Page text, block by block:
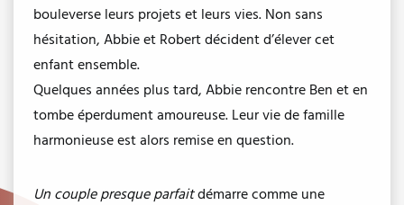
bouleverse leurs projets et leurs vies. Non sans
hésitation, Abbie et Robert décident d’élever cet
enfant ensemble.
Quelques années plus tard, Abbie rencontre Ben et en
tombe éperdument amoureuse. Leur vie de famille
harmonieuse est alors remise en question.
Un couple presque parfaitdémarre comme une